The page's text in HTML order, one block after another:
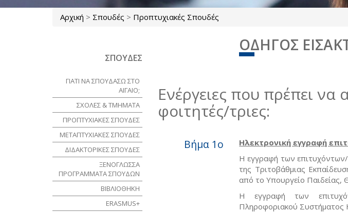
Είστε εδώ
Αρχική > Σπουδές > Προπτυχιακές Σπουδές
ΟΔΗΓΟΣ
Ενέργειες που πρέπει
φοιτητές/τριες:
Βήμα 1ο
Ηλεκτρονική εγγραφή
Η εγγραφή των
της Τριτοβάθμιας
από το Υπουργείο Παιδείας,
Η εγγραφή των
Πληροφοριακού Συστήματος
ΣΠΟΥΔΕΣ
ΓΙΑΤΙ ΝΑ ΣΠΟΥΔΑΣΩ ΣΤΟ
ΑΙΓΑΙΟ;
ΣΧΟΛΕΣ & ΤΜΗΜΑΤΑ
ΠΡΟΠΤΥΧΙΑΚΕΣ ΣΠΟΥΔΕΣ
ΜΕΤΑΠΤΥΧΙΑΚΕΣ ΣΠΟΥΔΕΣ
ΔΙΔΑΚΤΟΡΙΚΕΣ ΣΠΟΥΔΕΣ
ΞΕΝΟΓΛΩΣΣΑ
ΠΡΟΓΡΑΜΜΑΤΑ ΣΠΟΥΔΩΝ
ΒΙΒΛΙΟΘΗΚΗ
ERASMUS+